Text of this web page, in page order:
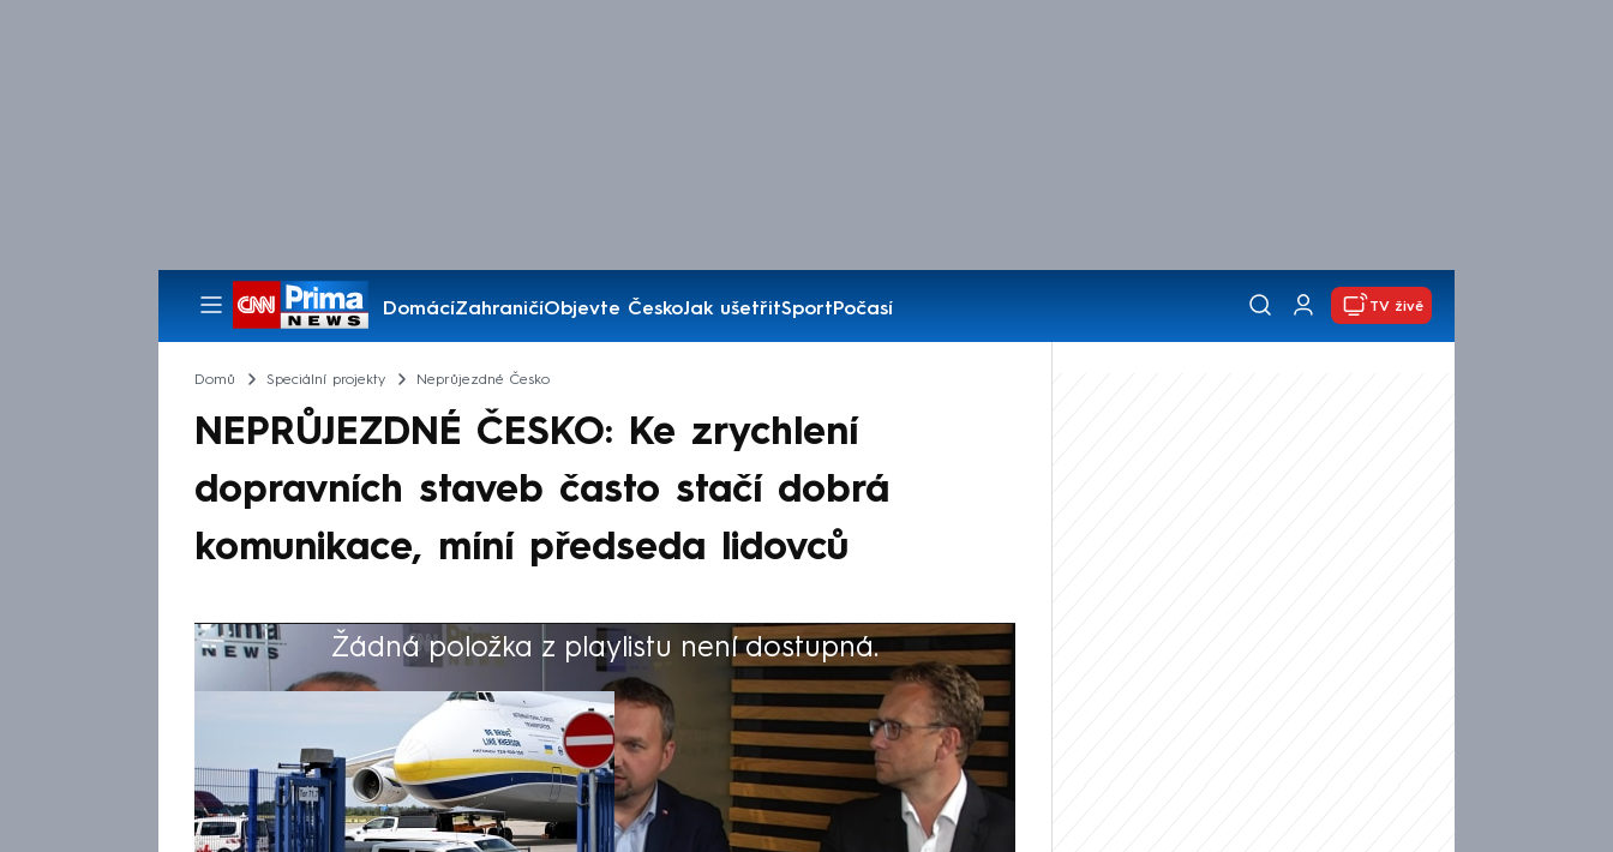
DomácíZahraničíObjevte ČeskoJak ušetřitSportPočasí
Pořady
TV živě
Domů Speciální projekty Neprůjezdné Česko
NEPRŮJEZDNÉ ČESKO: Ke zrychlení
dopravních staveb často stačí dobrá
komunikace, míní předseda lidovců
Žádná položka z playlistu není dostupná.
Výběr redakce